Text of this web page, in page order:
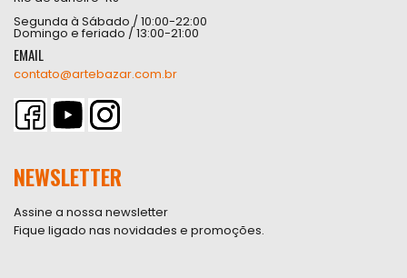
Segunda à Sábado / 10:00-22:00
Domingo e feriado / 13:00-21:00
EMAIL
contato@artebazar.com.br
NEWSLETTER
Assine a nossa newsletter
Fique ligado nas novidades e promoções.